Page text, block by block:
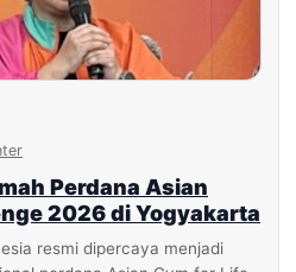
Perdana Asian
2026 di Yogyakarta
resmi dipercaya menjadi